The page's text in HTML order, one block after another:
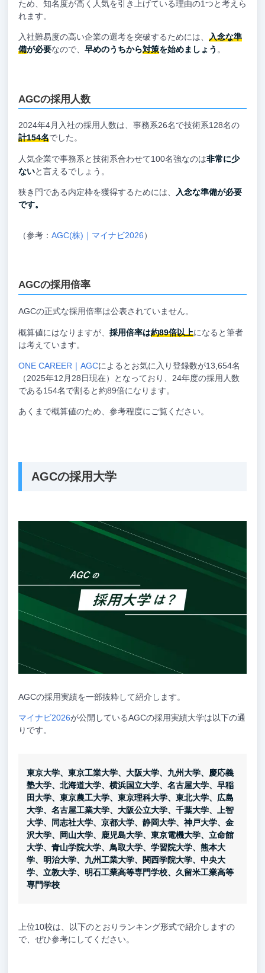
ため、知名度が高く人気を引き上げている理由の1つと考えら
れます。
入社難易度の高い企業の選考を突破するためには、 入念な準
備が必要なので、 早めのうちから対策を始めましょう 。
AGCの採用人数
2024年4月入社の採用人数は、事務系26名で技術系128名の
計154名でした。
人気企業で事務系と技術系合わせて100名強なのは非常に少
ないと言えるでしょう。
狭き門である内定枠を獲得するためには、 入念な準備が必要
です。
（参考： AGC(株)｜マイナビ2026）
AGCの採用倍率
AGCの正式な採用倍率は公表されていません。
概算値にはなりますが、 採用倍率は約89倍以上になると筆者
は考えています。
ONE CAREER｜AGCによるとお気に入り登録数が13,654名
（2025年12月28日現在）となっており、24年度の採用人数
である154名で割ると約89倍になります。
あくまで概算値のため、参考程度にご覧ください。
AGCの採用大学
AGCの採用実績を一部抜粋して紹介します。
マイナビ2026が公開しているAGCの採用実績大学は以下の通
りです。
東京大学、東京工業大学、大阪大学、九州大学、慶応義
塾大学、北海道大学、横浜国立大学、名古屋大学、早稲
田大学、東京農工大学、東京理科大学、東北大学、広島
大学、名古屋工業大学、大阪公立大学、千葉大学、上智
大学、同志社大学、京都大学、静岡大学、神戸大学、金
沢大学、岡山大学、鹿児島大学、東京電機大学、立命館
大学、青山学院大学、鳥取大学、学習院大学、熊本大
学、明治大学、九州工業大学、関西学院大学、中央大
学、立教大学、明石工業高等専門学校、久留米工業高等
専門学校
上位10校は、以下のとおりランキング形式で紹介しますの
で、ぜひ参考にしてください。